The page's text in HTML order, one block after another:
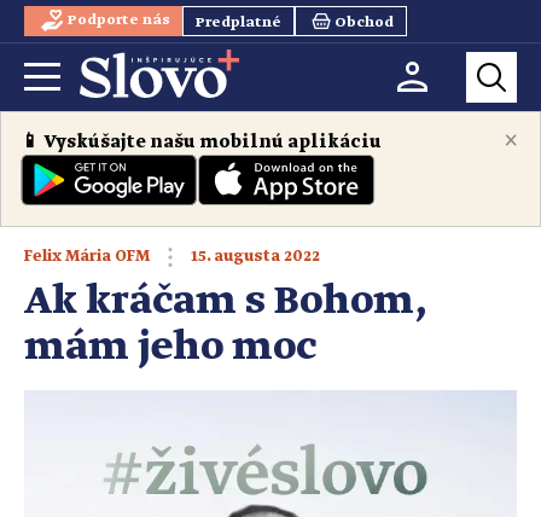
Podporte nás Predplatné Obchod
×
📱 Vyskúšajte našu mobilnú aplikáciu
Felix Mária OFM 15. augusta 2022
Ak kráčam s Bohom,
mám jeho moc